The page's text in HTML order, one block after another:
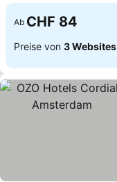
Ab CHF 84
Preise von 3 Websites